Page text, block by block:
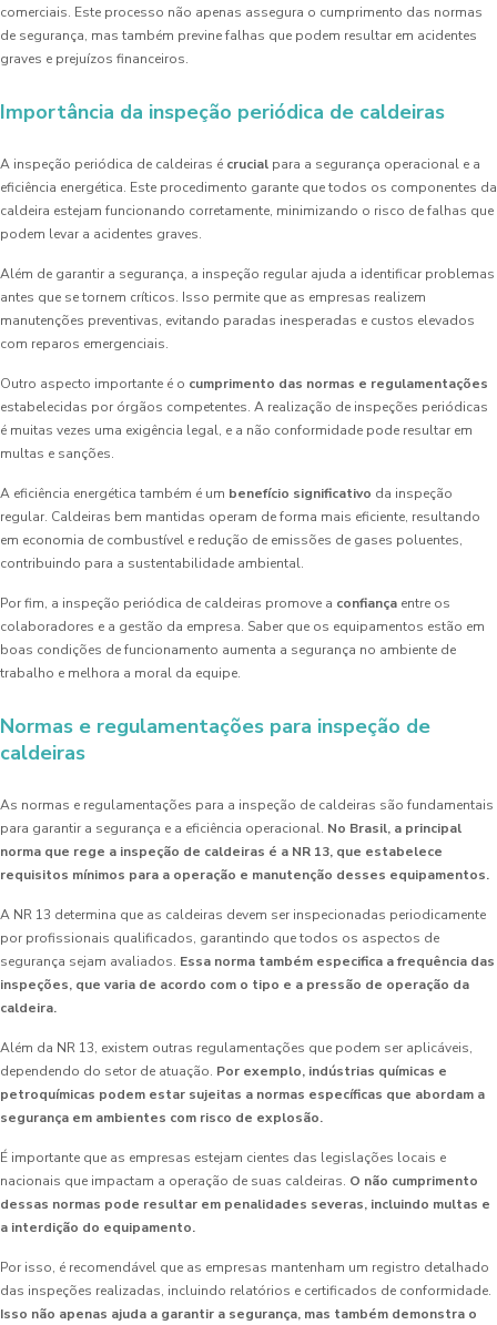
comerciais. Este processo não apenas assegura o cumprimento das normas
de segurança, mas também previne falhas que podem resultar em acidentes
graves e prejuízos financeiros.
Importância da inspeção periódica de caldeiras
A inspeção periódica de caldeiras é crucial para a segurança operacional e a
eficiência energética. Este procedimento garante que todos os componentes da
caldeira estejam funcionando corretamente, minimizando o risco de falhas que
podem levar a acidentes graves.
Além de garantir a segurança, a inspeção regular ajuda a identificar problemas
antes que se tornem críticos. Isso permite que as empresas realizem
manutenções preventivas, evitando paradas inesperadas e custos elevados
com reparos emergenciais.
Outro aspecto importante é o cumprimento das normas e regulamentações
estabelecidas por órgãos competentes. A realização de inspeções periódicas
é muitas vezes uma exigência legal, e a não conformidade pode resultar em
multas e sanções.
A eficiência energética também é um benefício significativo da inspeção
regular. Caldeiras bem mantidas operam de forma mais eficiente, resultando
em economia de combustível e redução de emissões de gases poluentes,
contribuindo para a sustentabilidade ambiental.
Por fim, a inspeção periódica de caldeiras promove a confiança entre os
colaboradores e a gestão da empresa. Saber que os equipamentos estão em
boas condições de funcionamento aumenta a segurança no ambiente de
trabalho e melhora a moral da equipe.
Normas e regulamentações para inspeção de
caldeiras
As normas e regulamentações para a inspeção de caldeiras são fundamentais
para garantir a segurança e a eficiência operacional. No Brasil, a principal
norma que rege a inspeção de caldeiras é a NR 13, que estabelece
requisitos mínimos para a operação e manutenção desses equipamentos.
A NR 13 determina que as caldeiras devem ser inspecionadas periodicamente
por profissionais qualificados, garantindo que todos os aspectos de
segurança sejam avaliados. Essa norma também especifica a frequência das
inspeções, que varia de acordo com o tipo e a pressão de operação da
caldeira.
Além da NR 13, existem outras regulamentações que podem ser aplicáveis,
dependendo do setor de atuação. Por exemplo, indústrias químicas e
petroquímicas podem estar sujeitas a normas específicas que abordam a
segurança em ambientes com risco de explosão.
É importante que as empresas estejam cientes das legislações locais e
nacionais que impactam a operação de suas caldeiras. O não cumprimento
dessas normas pode resultar em penalidades severas, incluindo multas e
a interdição do equipamento.
Por isso, é recomendável que as empresas mantenham um registro detalhado
das inspeções realizadas, incluindo relatórios e certificados de conformidade.
Isso não apenas ajuda a garantir a segurança, mas também demonstra o